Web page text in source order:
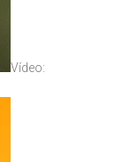
Vídeo: